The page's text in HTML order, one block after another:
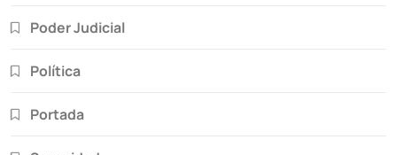
Poder Judicial
Política
Portada